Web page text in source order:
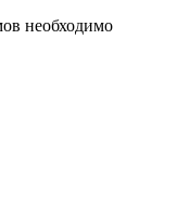
необходимо